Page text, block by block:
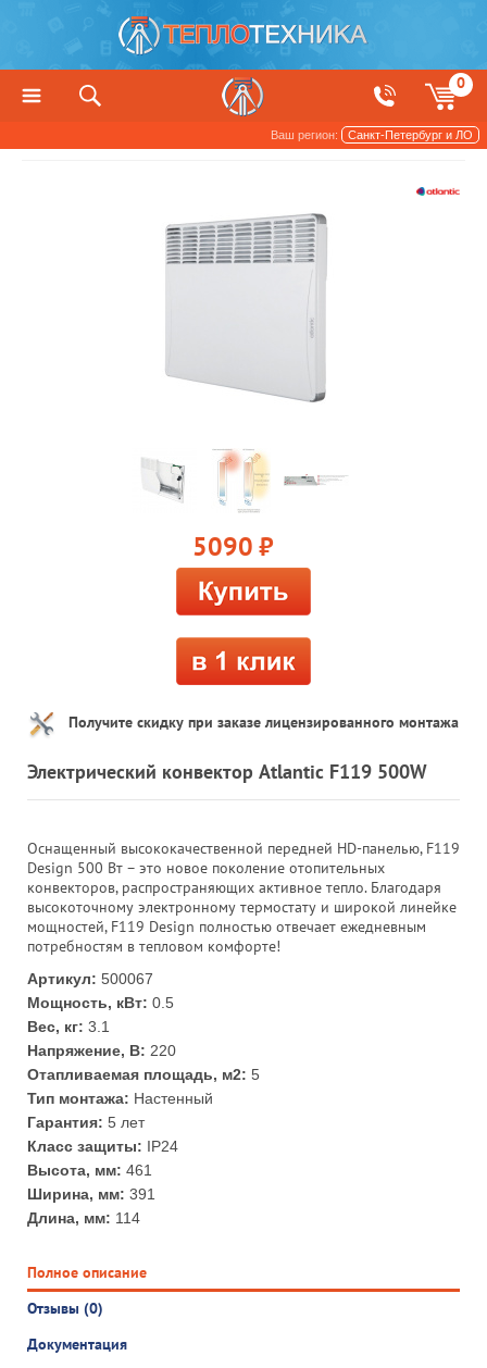
0
Ваш регион: Санкт-Петербург и ЛО
5090 руб.
Получите скидку при заказе лицензированного монтажа
Электрический конвектор Atlantic F119 500W
Оснащенный высококачественной передней HD-панелью, F119
Design 500 Вт – это новое поколение отопительных
конвекторов, распространяющих активное тепло. Благодаря
высокоточному электронному термостату и широкой линейке
мощностей, F119 Design полностью отвечает ежедневным
потребностям в тепловом комфорте!
Артикул: 500067
Мощность, кВт: 0.5
Вес, кг: 3.1
Напряжение, В: 220
Отапливаемая площадь, м2: 5
Тип монтажа: Настенный
Гарантия: 5 лет
Класс защиты: IP24
Высота, мм: 461
Ширина, мм: 391
Длина, мм: 114
Полное описание
Отзывы (0)
Документация